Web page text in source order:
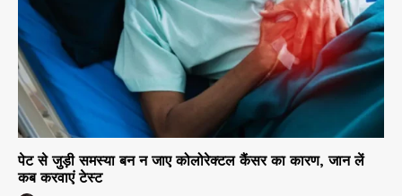
पेट से जुड़ी समस्या बन न जाए कोलोरेक्टल कैंसर का कारण, जान लें
कब करवाएं टेस्ट